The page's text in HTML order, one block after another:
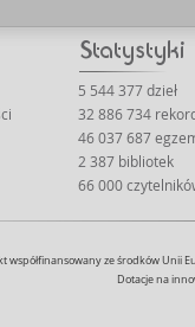
5 544 377 dzieł
32 886 734
46 037 687
2 387 bibliotek
66 000
współfinansowany ze środków Unii
Dotacje na